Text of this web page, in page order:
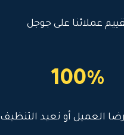
عملائنا على جوجل
100%
العميل أو نعيد التنظيف